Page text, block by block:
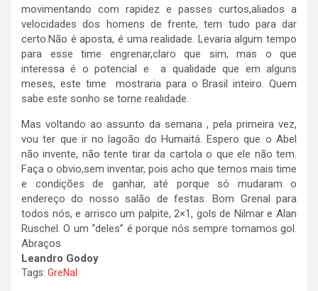
movimentando com rapidez e passes curtos,aliados a
velocidades dos homens de frente, tem tudo para dar
certo.Não é aposta, é uma realidade. Levaria algum tempo
para esse time engrenar,claro que sim, mas o que
interessa é o potencial e a qualidade que em alguns
meses, este time mostraria para o Brasil inteiro. Quem
sabe este sonho se torne realidade.
Mas voltando ao assunto da semana , pela primeira vez,
vou ter que ir no lagoão do Humaitá. Espero que o Abel
não invente, não tente tirar da cartola o que ele não tem.
Faça o obvio,sem inventar, pois acho que temos mais time
e condições de ganhar, até porque só mudaram o
endereço do nosso salão de festas. Bom Grenal para
todos nós, e arrisco um palpite, 2×1, gols de Nilmar e Alan
Ruschel. O um “deles” é porque nós sempre tomamos gol.
Abraços
Leandro Godoy
Tags: GreNal